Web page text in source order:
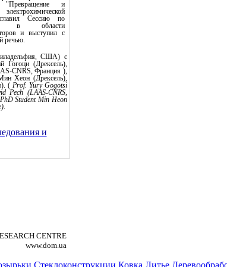
"Превращение и
Сессию по
в области
и выступил с
речью.
США) с
Гогоци (Дрексель),
CNRS, Франция ),
Хеон (Дрексель),
( Prof. Yury Gogotsi
Pech (LAAS-CNRS,
Student Min Heon
и
CENTRE
www.dom.ua
Стеклоконструкции Ковка Литье